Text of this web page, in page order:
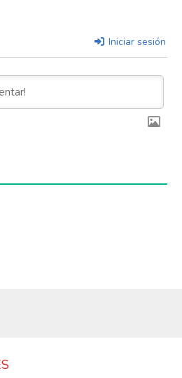
Iniciar sesión